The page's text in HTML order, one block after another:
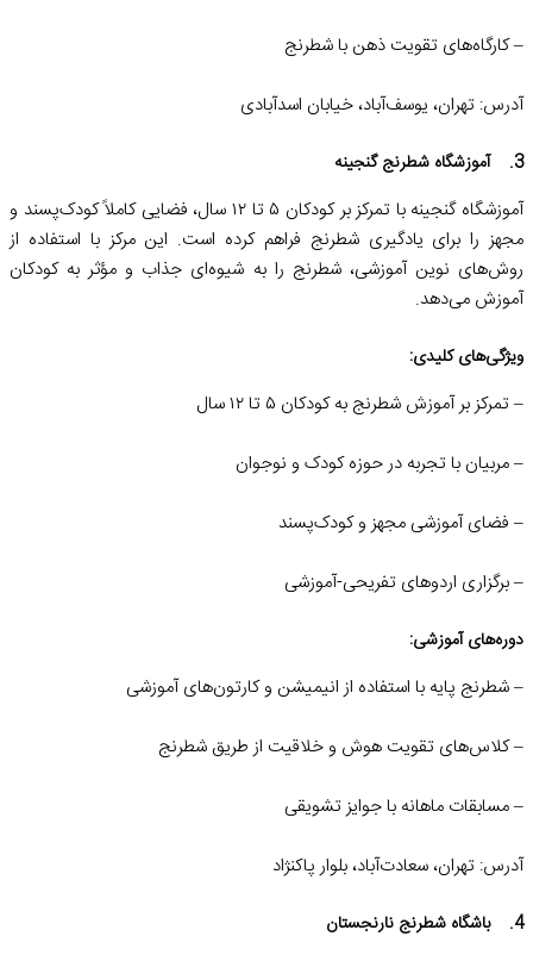
– کارگاه‌های تقویت ذهن با شطرنج
آدرس: تهران، یوسف‌آباد، خیابان اسدآبادی
3. آموزشگاه شطرنج گنجینه
آموزشگاه گنجینه با تمرکز بر کودکان ۵ تا ۱۲ سال، فضایی کاملاً کودک‌پسند و
مجهز را برای یادگیری شطرنج فراهم کرده است. این مرکز با استفاده از
روش‌های نوین آموزشی، شطرنج را به شیوه‌ای جذاب و مؤثر به کودکان
آموزش می‌دهد.
ویژگی‌های کلیدی:
– تمرکز بر آموزش شطرنج به کودکان ۵ تا ۱۲ سال
– مربیان با تجربه در حوزه کودک و نوجوان
– فضای آموزشی مجهز و کودک‌پسند
– برگزاری اردوهای تفریحی-آموزشی
دوره‌های آموزشی:
– شطرنج پایه با استفاده از انیمیشن و کارتون‌های آموزشی
– کلاس‌های تقویت هوش و خلاقیت از طریق شطرنج
– مسابقات ماهانه با جوایز تشویقی
آدرس: تهران، سعادت‌آباد، بلوار پاکنژاد
4. باشگاه شطرنج نارنجستان